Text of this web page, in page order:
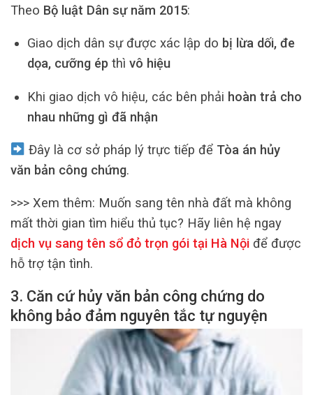
Theo Bộ luật Dân sự năm 2015:
Giao dịch dân sự được xác lập do bị lừa dối, đe
dọa, cưỡng ép thì vô hiệu
Khi giao dịch vô hiệu, các bên phải hoàn trả cho
nhau những gì đã nhận
Đây là cơ sở pháp lý trực tiếp để Tòa án hủy
văn bản công chứng.
>>> Xem thêm: Muốn sang tên nhà đất mà không
mất thời gian tìm hiểu thủ tục? Hãy liên hệ ngay
dịch vụ sang tên sổ đỏ trọn gói tại Hà Nội để được
hỗ trợ tận tình.
3. Căn cứ hủy văn bản công chứng do
không bảo đảm nguyên tắc tự nguyện